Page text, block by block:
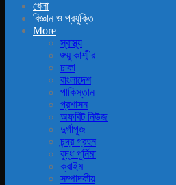
খেলা
বিজ্ঞান ও প্রযুক্তি
More
স্বাস্থ্য
জ্ম্মু কাশ্মীর
ঢাকা
বাংলাদেশ
পাকিস্তান
প্রশাসন
অফবিট নিউজ
দুর্গাপূজ
চন্দ্র গ্রহন
বুদ্ধ পূর্নিমা
ক্রাইম
সম্পাদকীয়